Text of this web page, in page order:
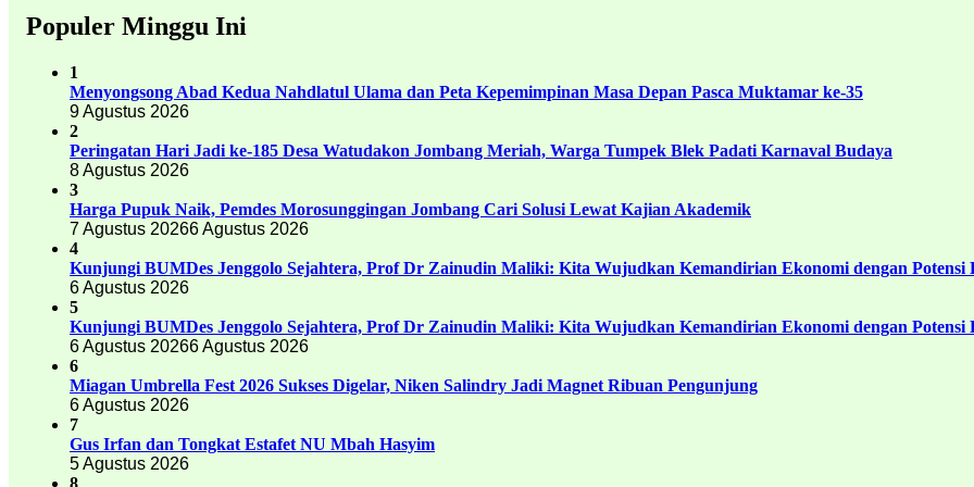
Populer Minggu Ini
1
Menyongsong Abad Kedua Nahdlatul Ulama dan Peta Kepemimpinan Masa Depan Pasca Muktamar ke-35
9 Agustus 2026
2
Peringatan Hari Jadi ke-185 Desa Watudakon Jombang Meriah, Warga Tumpek Blek Padati Karnaval Budaya
8 Agustus 2026
3
Harga Pupuk Naik, Pemdes Morosunggingan Jombang Cari Solusi Lewat Kajian Akademik
7 Agustus 20266 Agustus 2026
4
Kunjungi BUMDes Jenggolo Sejahtera, Prof Dr Zainudin Maliki: Kita Wujudkan Kemandirian Ekonomi dengan Potensi
6 Agustus 2026
5
Kunjungi BUMDes Jenggolo Sejahtera, Prof Dr Zainudin Maliki: Kita Wujudkan Kemandirian Ekonomi dengan Potensi
6 Agustus 20266 Agustus 2026
6
Miagan Umbrella Fest 2026 Sukses Digelar, Niken Salindry Jadi Magnet Ribuan Pengunjung
6 Agustus 2026
7
Gus Irfan dan Tongkat Estafet NU Mbah Hasyim
5 Agustus 2026
8